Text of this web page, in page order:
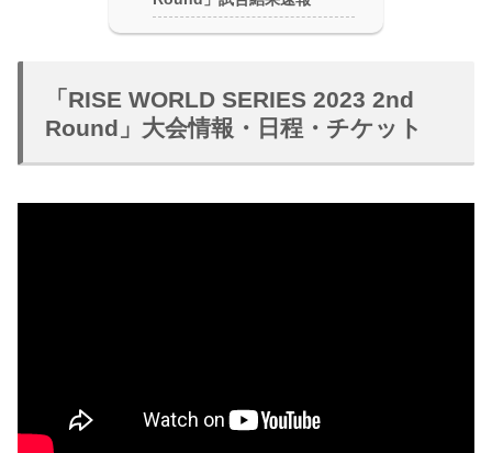
「RISE WORLD SERIES 2023 2nd
Round」大会情報・日程・チケット